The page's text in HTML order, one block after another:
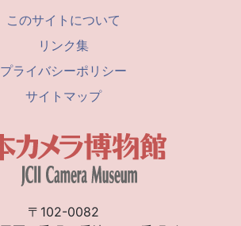
このサイトについて
リンク集
プライバシーポリシー
サイトマップ
〒102-0082